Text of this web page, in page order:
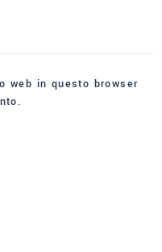
web in questo browser